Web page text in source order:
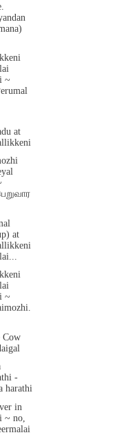
~
at
at
~
Cow
-
harathi
in
~ no,